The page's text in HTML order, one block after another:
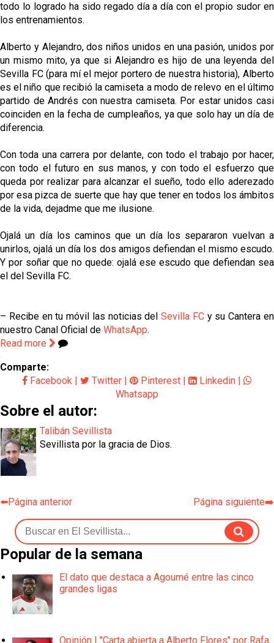
todo lo logrado ha sido regado día a día con el propio sudor en
los entrenamientos.
Alberto y Alejandro, dos niños unidos en una pasión, unidos por
un mismo mito, ya que si Alejandro es hijo de una leyenda del
Sevilla FC (para mí el mejor portero de nuestra historia), Alberto
es el niño que recibió la camiseta a modo de relevo en el último
partido de Andrés con nuestra camiseta. Por estar unidos casi
coinciden en la fecha de cumpleaños, ya que solo hay un día de
diferencia.
Con toda una carrera por delante, con todo el trabajo por hacer,
con todo el futuro en sus manos, y con todo el esfuerzo que
queda por realizar para alcanzar el sueño, todo ello aderezado
por esa pizca de suerte que hay que tener en todos los ámbitos
de la vida, dejadme que me ilusione.
Ojalá un día los caminos que un día los separaron vuelvan a
unirlos, ojalá un día los dos amigos defiendan el mismo escudo.
Y por soñar que no quede: ojalá ese escudo que defiendan sea
el del Sevilla FC.
– Recibe en tu móvil las noticias delSevilla FCy su Cantera en
nuestro Canal Oficial de WhatsApp.
Read more
Comparte:
Facebook
Twitter Pinterest Linkedin
Whatsapp
Sobre el autor:
Talibán Sevillista
Sevillista por la gracia de Dios.
⬅️Página anterior Página siguiente➡️
Popular de la semana
El dato que destaca a Agoumé entre las cinco
grandes ligas
Opinión | "Carta abierta a Alberto Flores" por Rafa